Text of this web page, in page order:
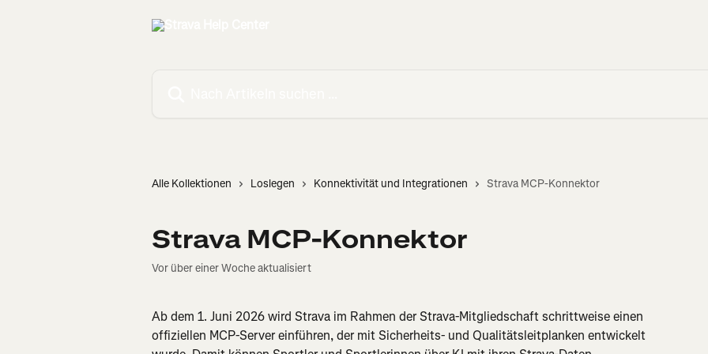
Alle Kollektionen Loslegen Konnektivität und Integrationen Strava MCP-Konnektor
Strava MCP-Konnektor
Vor über einer Woche aktualisiert
Ab dem 1. Juni 2026 wird Strava im Rahmen der Strava-Mitgliedschaft schrittweise einen
offiziellen MCP-Server einführen, der mit Sicherheits- und Qualitätsleitplanken entwickelt